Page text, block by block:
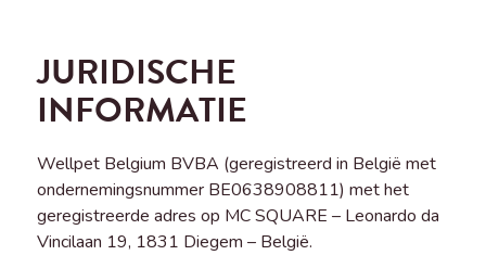
JURIDISCHE
INFORMATIE
Wellpet Belgium BVBA (geregistreerd in België met
ondernemingsnummer BE0638908811) met het
geregistreerde adres op MC SQUARE – Leonardo da
Vincilaan 19, 1831 Diegem – België.